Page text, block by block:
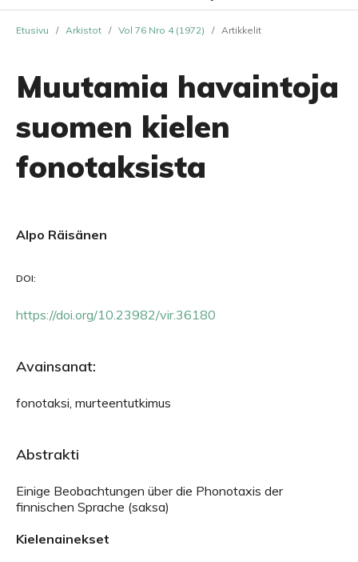
Etusivu / Arkistot / Vol 76 Nro 4 (1972) / Artikkelit
Muutamia havaintoja
suomen kielen
fonotaksista
Alpo Räisänen
DOI:
https://doi.org/10.23982/vir.36180
Avainsanat:
fonotaksi, murteentutkimus
Abstrakti
Einige Beobachtungen über die Phonotaxis der
finnischen Sprache (saksa)
Kielenainekset